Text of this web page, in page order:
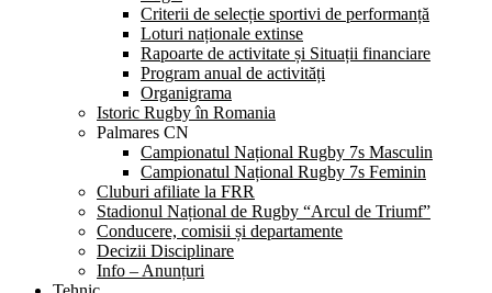
Criterii de selecție sportivi de performanță
Loturi naționale extinse
Rapoarte de activitate și Situații financiare
Program anual de activități
Organigrama
Istoric Rugby în Romania
Palmares CN
Campionatul Național Rugby 7s Masculin
Campionatul Național Rugby 7s Feminin
Cluburi afiliate la FRR
Stadionul Național de Rugby “Arcul de Triumf”
Conducere, comisii și departamente
Decizii Disciplinare
Info – Anunțuri